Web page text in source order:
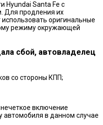
Hyundai Santa Fe с
Для продления их
оригинальные
режиму окружающей
сбой, автовладелец
со стороны КПП;
включение
автомобиля в данном случае